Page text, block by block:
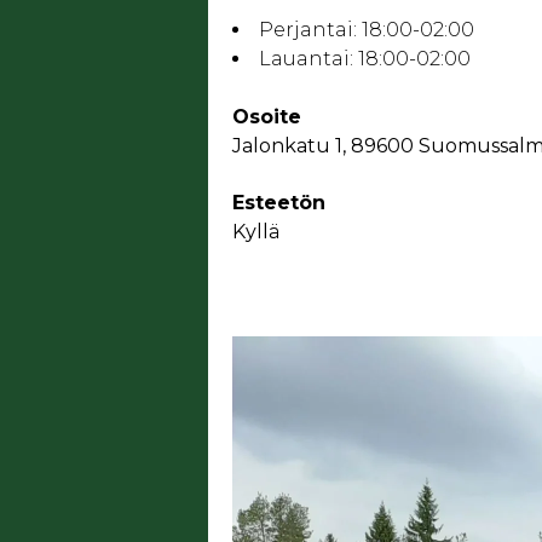
Perjantai: 18:00-02:00
Lauantai: 18:00-02:00
Osoite
Jalonkatu 1, 89600
Esteetön
Kyllä